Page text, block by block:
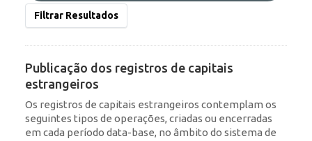
Filtrar Resultados
Publicação dos registros de capitais
estrangeiros
Os registros de capitais estrangeiros contemplam os
seguintes tipos de operações, criadas ou encerradas
em cada período data-base, no âmbito do sistema de